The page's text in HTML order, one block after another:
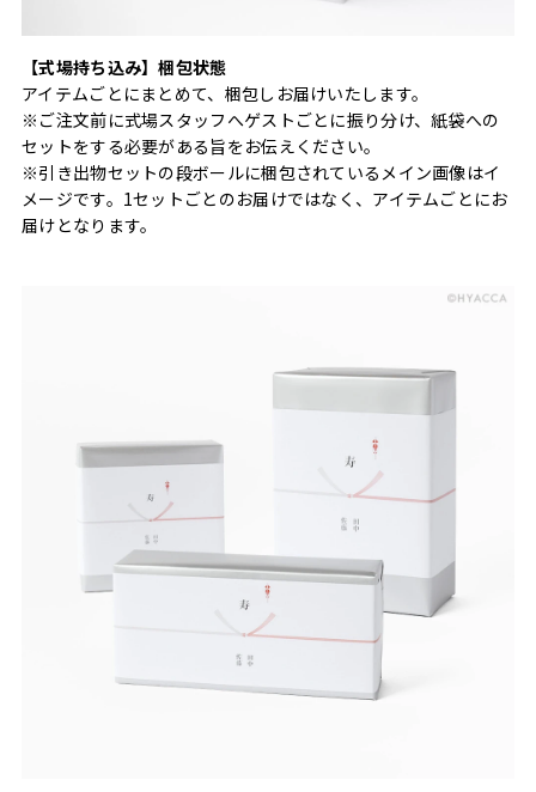
【式場持ち込み】梱包状態
アイテムごとにまとめて、梱包しお届けいたします。
※ご注文前に式場スタッフへゲストごとに振り分け、紙袋への
セットをする必要がある旨をお伝えください。
※引き出物セットの段ボールに梱包されているメイン画像はイ
メージです。1セットごとのお届けではなく、アイテムごとにお
届けとなります。